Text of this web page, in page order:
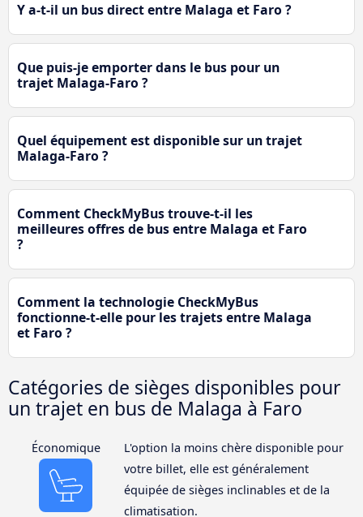
Y a-t-il un bus direct entre Malaga et Faro ?
Que puis-je emporter dans le bus pour un
trajet Malaga-Faro ?
Quel équipement est disponible sur un trajet
Malaga-Faro ?
Comment CheckMyBus trouve-t-il les
meilleures offres de bus entre Malaga et Faro
?
Comment la technologie CheckMyBus
fonctionne-t-elle pour les trajets entre Malaga
et Faro ?
Catégories de sièges disponibles pour
un trajet en bus de Malaga à Faro
Économique
L'option la moins chère disponible pour
votre billet, elle est généralement
équipée de sièges inclinables et de la
climatisation.